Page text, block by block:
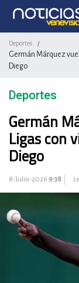
Deportes /
Germán Márquez
Diego
Deportes
Germán
Ligas con
Diego
8-Julio-2026 9:38